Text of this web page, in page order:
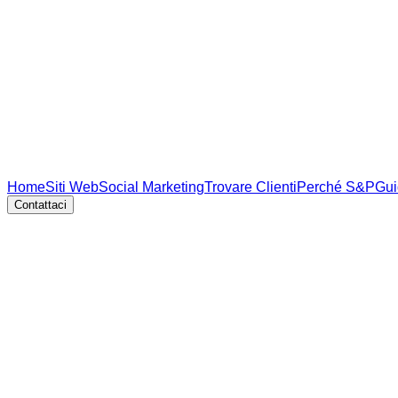
HomeSiti WebSocial MarketingTrovare ClientiPerché S&P
Contattaci